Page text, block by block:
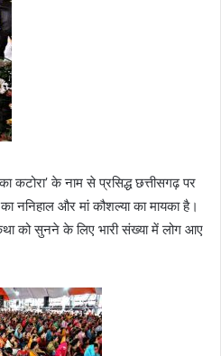
कटोरा’ के नाम से प्रसिद्ध छत्तीसगढ़ पर
ननिहाल और मां कौशल्या का मायका है।
को सुनने के लिए भारी संख्या में लोग आए